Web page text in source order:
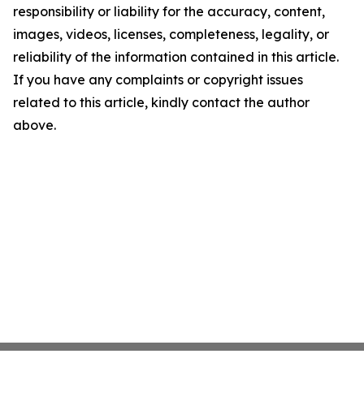
responsibility or liability for the accuracy, content,
images, videos, licenses, completeness, legality, or
reliability of the information contained in this article.
If you have any complaints or copyright issues
related to this article, kindly contact the author
above.